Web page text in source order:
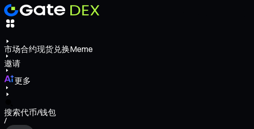
市场合约现货兑换Meme
邀请
更多
搜索代币/钱包
/